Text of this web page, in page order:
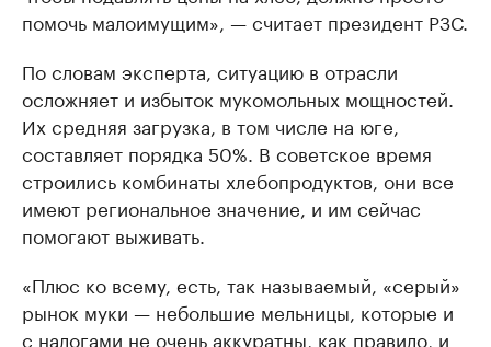
помочь малоимущим», — считает президент РЗС.
По словам эксперта, ситуацию в отрасли
осложняет и избыток мукомольных мощностей.
Их средняя загрузка, в том числе на юге,
составляет порядка 50%. В советское время
строились комбинаты хлебопродуктов, они все
имеют региональное значение, и им сейчас
помогают выживать.
«Плюс ко всему, есть, так называемый, «серый»
рынок муки — небольшие мельницы, которые и
с налогами не очень аккуратны, как правило, и